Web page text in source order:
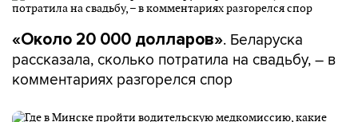
«Около 20 000 долларов». Беларуска
рассказала, сколько потратила на свадьбу, – в
комментариях разгорелся спор